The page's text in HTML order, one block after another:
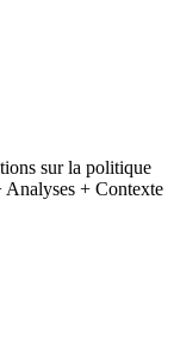
sur la politique
Analyses + Contexte